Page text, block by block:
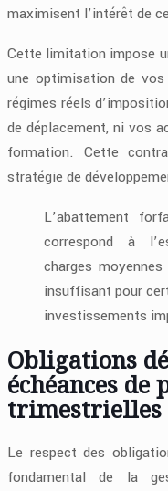
maximisent l’intérêt de
Cette limitation impose
une optimisation de
régimes réels
de déplacement, ni vos
formation. Cette
stratégie de
L’abattement
correspond à
charges
insuffisant pour
investissements
Obligations
échéances de
trimestrielles
Le respect des
fondamental de la